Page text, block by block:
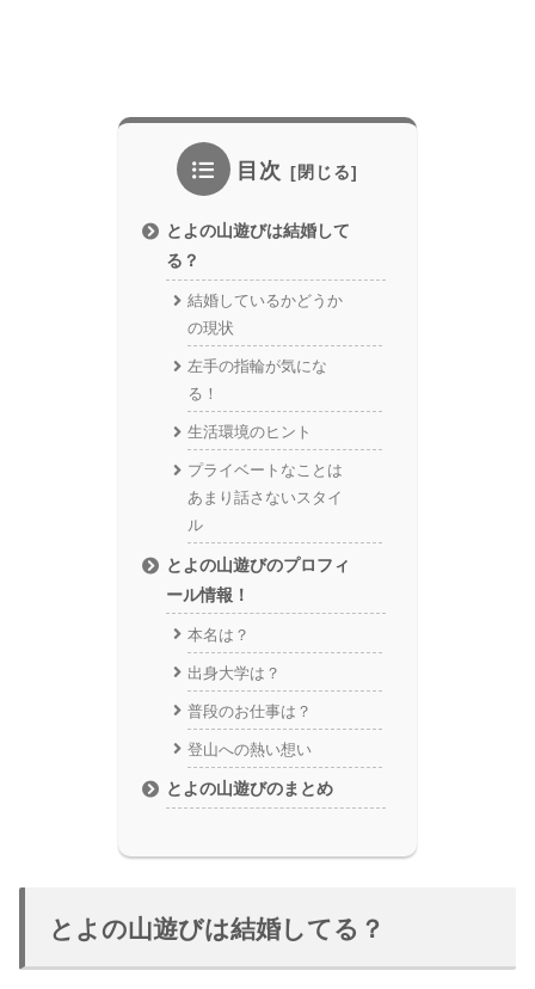
目次
とよの山遊びは結婚して
る？
結婚しているかどうか
の現状
左手の指輪が気にな
る！
生活環境のヒント
プライベートなことは
あまり話さないスタイ
ル
とよの山遊びのプロフィ
ール情報！
本名は？
出身大学は？
普段のお仕事は？
登山への熱い想い
とよの山遊びのまとめ
とよの山遊びは結婚してる？